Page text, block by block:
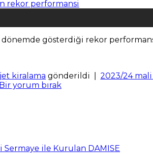
gösterdiği rekor
kiralama gönderildi 2023/24 mali
Bir yorum bırak
Sermaye ile Kurulan DAMISE